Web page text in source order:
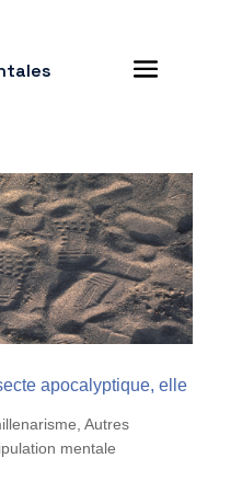
apocalyptique, elle
Autres
mentale